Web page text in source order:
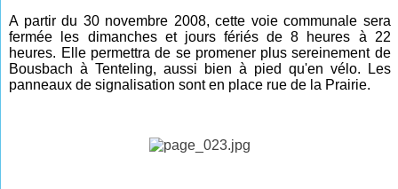
A partir du 30 novembre 2008, cette voie communale sera
fermée les dimanches et jours fériés de 8 heures à 22
heures. Elle permettra de se promener plus sereinement de
Bousbach à Tenteling, aussi bien à pied qu'en vélo. Les
panneaux de signalisation sont en place rue de la Prairie.